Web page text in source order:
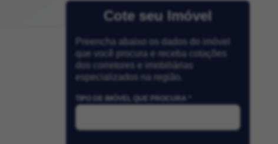
Cote seu Imóvel
Preencha abaixo os dados do imóvel
que você procura e receba cotações
dos corretores e imobiliárias
especializados na região.
TIPO DE IMÓVEL QUE PROCURA *